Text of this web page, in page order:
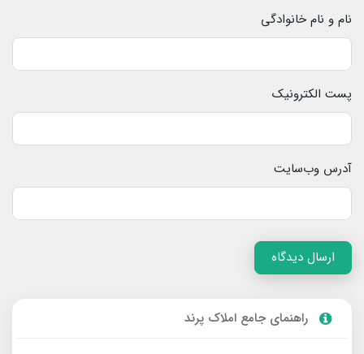
نام و نام خانوادگی
پست الکترونیک
آدرس وب‌سایت
ارسال دیدگاه
راهنمای جامع املاک پرند